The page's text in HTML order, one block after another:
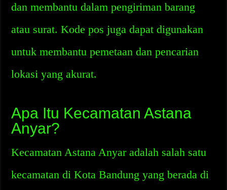
dan membantu dalam pengiriman barang
atau surat. Kode pos juga dapat digunakan
untuk membantu pemetaan dan pencarian
lokasi yang akurat.
Apa Itu Kecamatan Astana
Anyar?
Kecamatan Astana Anyar adalah salah satu
kecamatan di Kota Bandung yang berada di